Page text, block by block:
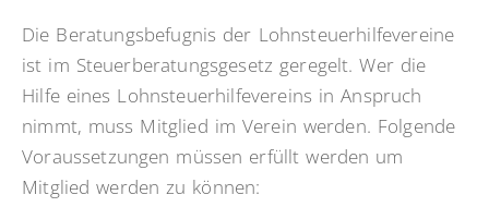
Die Beratungsbefugnis der Lohnsteuerhilfevereine
ist im Steuerberatungsgesetz geregelt. Wer die
Hilfe eines Lohnsteuerhilfevereins in Anspruch
nimmt, muss Mitglied im Verein werden. Folgende
Voraussetzungen müssen erfüllt werden um
Mitglied werden zu können: